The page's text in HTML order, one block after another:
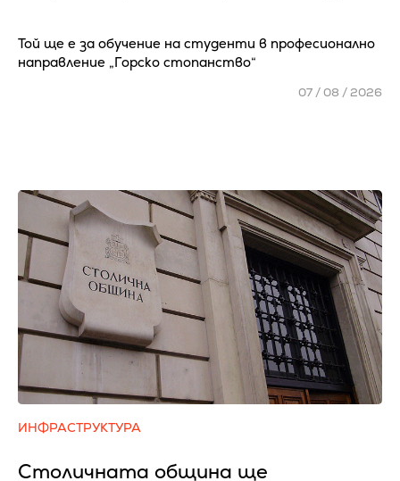
Той ще е за обучение на студенти в професионално
направление „Горско стопанство“
07 / 08 / 2026
ИНФРАСТРУКТУРА
Столичната община ще